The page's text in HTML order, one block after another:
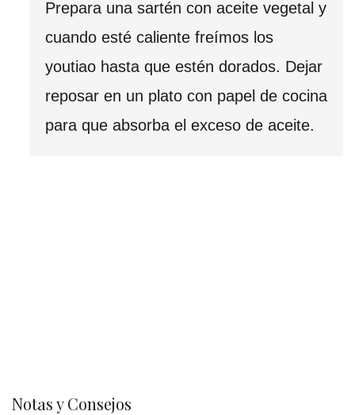
Prepara una sartén con aceite vegetal y
cuando esté caliente freímos los
youtiao hasta que estén dorados. Dejar
reposar en un plato con papel de cocina
para que absorba el exceso de aceite.
Notas y Consejos